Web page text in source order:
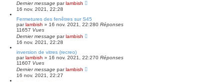
Dernier message parlambish
16 nov. 2021, 22:28
Fermetures des fenêtres sur S45
parlambish » 16 nov. 2021, 22:280 Réponses
11657 Vues
Dernier message parlambish
16 nov. 2021, 22:28
inversion de vitres (recreo)
parlambish » 16 nov. 2021, 22:270 Réponses
11607 Vues
Dernier message parlambish
16 nov. 2021, 22:27